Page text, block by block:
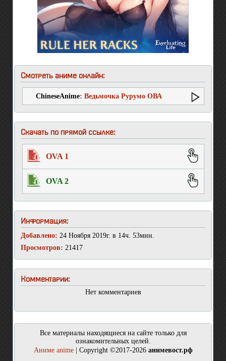
Смотреть аниме онлайн:
ChineseAnime: Ведьмочка Рурумо ОВА
Скачать по прямой ссылке:
OVA 1
OVA 2
Информация:
Добавлено: 24 Ноября 2019г. в 14ч. 53мин.
Просмотров: 21417
Комментарии:
Нет комментариев
Все материалы находящиеся на сайте только для
ознакомительных целей.
Аниме anime| Copyright ©2017-2026 анимевост.рф